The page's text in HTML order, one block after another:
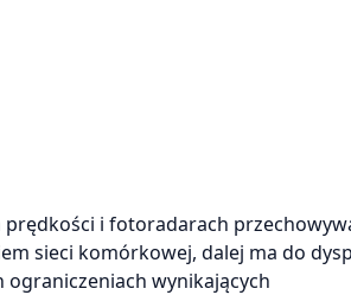
i fotoradarach
sieci komórkowej, dalej ma do
ograniczeniach wynikających